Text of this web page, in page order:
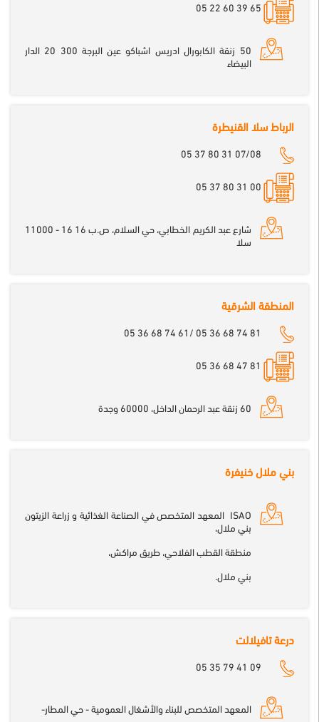
65 39 60 22 05
50 زنقة الكابورال ادريس اشباكو عين البرجة 300 20 الدار
البيضاء
الرباط سلا القنيطرة
05 37 80 31 07/08
00 31 80 37 05
شارع عبد الكريم الخطابي، حي السلام، ص.ب 16 16 - 11000
سلا
المنطقة الشرقية
05 36 68 74 61/ 05 36 68 74 81
81 47 68 36 05
60 زنقة عبد الرحمان الداخل، 60000 وجدة
بني ملال خنيفرة
ISAO المعهد المتخصص في الصناعة الغذائية و زراعة الزيتون
بني ملال،
منطقة القطب الفلاحي، طريق مراكش،
بني ملال.
درعة تافيلالت
05 35 79 41 09
المعهد المتخصص للبناء والأشغال العمومية - حي المطار-